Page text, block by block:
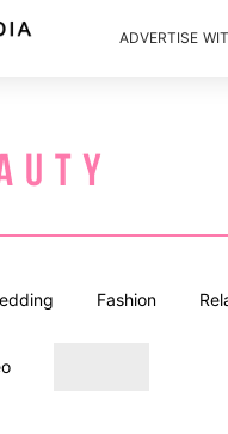
ADVERTISE
Fashion